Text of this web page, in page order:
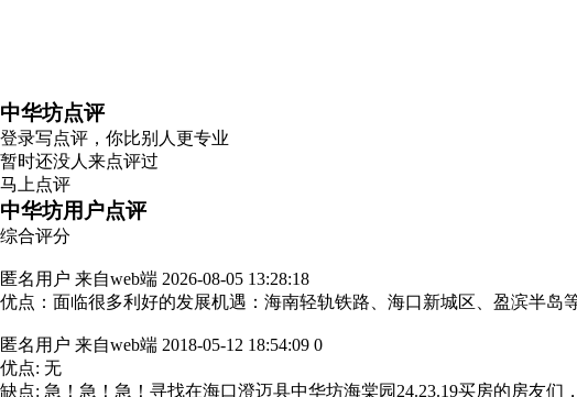
中华坊点评
登录写点评，你比别人更专业
暂时还没人来点评过
马上点评
中华坊用户点评
综合评分
匿名用户 来自web端 2026-08-05 13:28:18
优点：面临很多利好的发展机遇：海南轻轨铁路、海口新城区、盈滨半
匿名用户 来自web端 2018-05-12 18:54:09 0
优点: 无
缺点: 急！急！急！寻找在海口澄迈县中华坊海棠园24.23.19买房的房友